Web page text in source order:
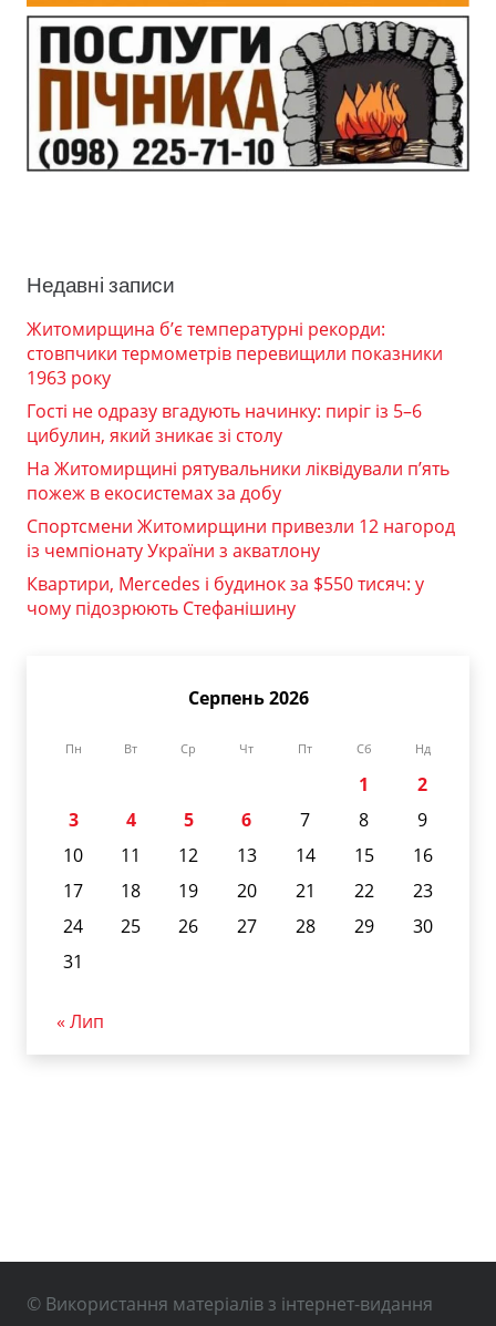
Недавні записи
Житомирщина б’є температурні рекорди:
стовпчики термометрів перевищили показники
1963 року
Гості не одразу вгадують начинку: пиріг із 5–6
цибулин, який зникає зі столу
На Житомирщині рятувальники ліквідували п’ять
пожеж в екосистемах за добу
Спортсмени Житомирщини привезли 12 нагород
із чемпіонату України з акватлону
Квартири, Mercedes і будинок за $550 тисяч: у
чому підозрюють Стефанішину
Серпень 2026
Пн Вт Ср Чт Пт Сб Нд
1
2
3
4 5 6 7 8
9
10
11 12 13 14 15
16
17
18 19 20 21 22
23
24
25 26 27 28 29
30
31
« Лип
© Використання матеріалів з інтернет-видання